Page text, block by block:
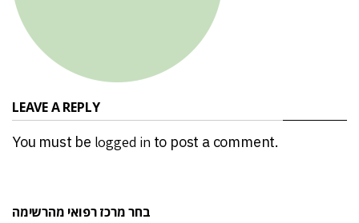
LEAVE A REPLY
You must be logged in to post a comment.
בחר מרכז רפואי מהרשימה